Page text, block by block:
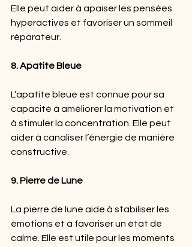
Elle peut aider à apaiser les pensées
hyperactives et favoriser un sommeil
réparateur.
8. Apatite Bleue
L’apatite bleue est connue pour sa
capacité à améliorer la motivation et
à stimuler la concentration. Elle peut
aider à canaliser l’énergie de manière
constructive.
9. Pierre de Lune
La pierre de lune aide à stabiliser les
émotions et à favoriser un état de
calme. Elle est utile pour les moments